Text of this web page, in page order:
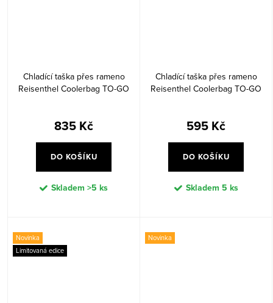
Chladící taška přes rameno
Reisenthel Coolerbag TO-GO
835 Kč
DO KOŠÍKU
Skladem >5 ks
Chladící taška přes rameno
Reisenthel Coolerbag TO-GO
595 Kč
DO KOŠÍKU
Skladem 5 ks
Novinka
Limitovaná edice
Novinka